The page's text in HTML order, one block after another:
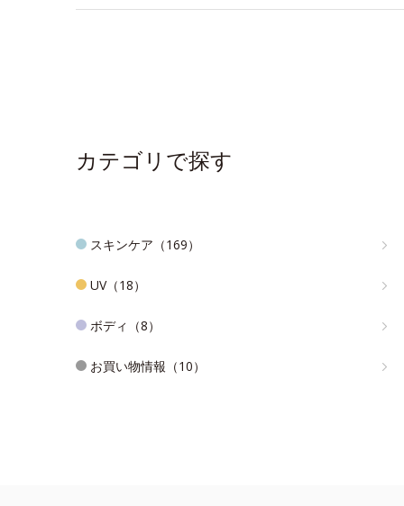
カテゴリで探す
スキンケア（169）
UV（18）
ボディ（8）
お買い物情報（10）